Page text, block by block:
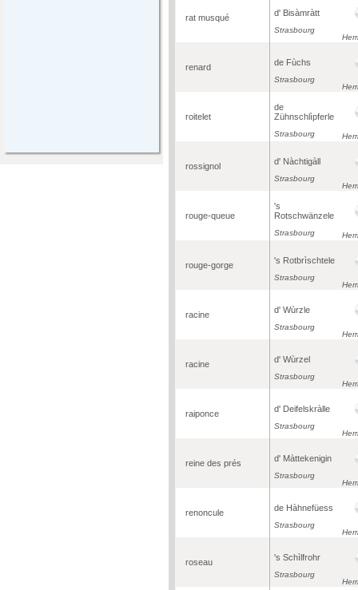
rat musqué d' Bisàmràtt
Strasbourg
renard de Fùchs
Strasbourg
roitelet
de
Zühnschlìpferle
Strasbourg
rossignol d' Nàchtigàll
Strasbourg
rouge-queue
's
Rotschwänzele
Strasbourg
rouge-gorge 's Rotbrìschtele
Strasbourg
racine d' Wùrzle
Strasbourg
racine d' Wùrzel
Strasbourg
raiponce d' Deifelskràlle
Strasbourg
reine des prés d' Màttekenigin
Strasbourg
renoncule de Hàhnefüess
Strasbourg
roseau 's Schìlfrohr
Strasbourg